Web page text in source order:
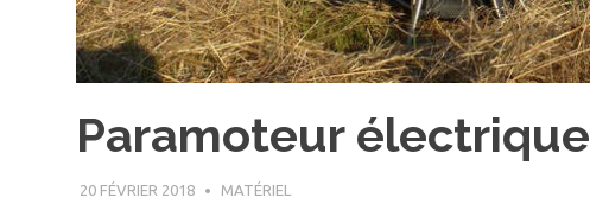
Paramoteur électrique
20 FÉVRIER 2018 RAPHAËL RIMBAULT
MATÉRIEL